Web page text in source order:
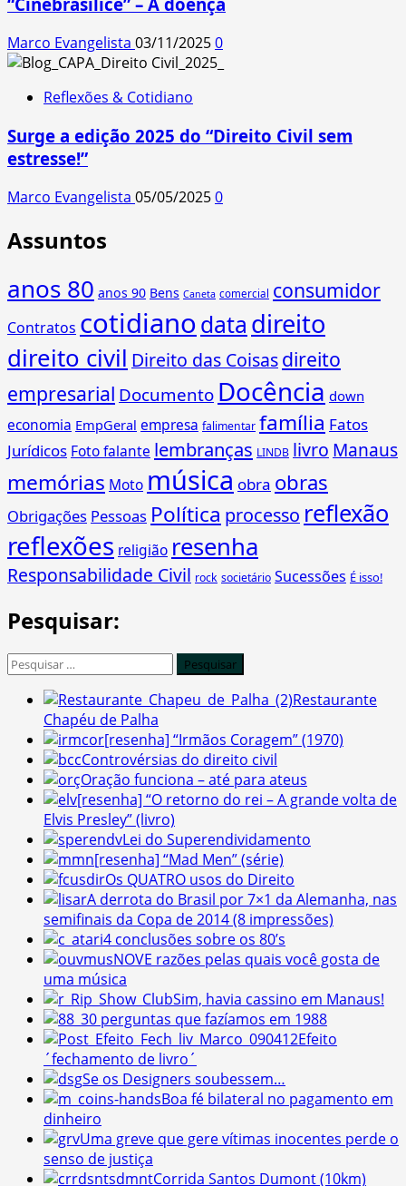
Marco Evangelista 03/11/20250
Reflexões & Cotidiano
Surge a edição 2025 do “Direito Civil sem
estresse!”
Marco Evangelista 05/05/20250
Assuntos
anos 80 anos 90 Bens Caneta comercial consumidor
Contratos cotidianodata direito
direito civil Direito das Coisasdireito
empresarial Documento Docência down
economia EmpGeral empresa falimentar família Fatos
Jurídicos Foto falante lembranças LINDB livro Manaus
memórias Moto música obra obras
Obrigações Pessoas Política processo reflexão
reflexões religião resenha
Responsabilidade Civil rock societário Sucessões É isso!
Pesquisar:
Pesquisar
Restaurante
Chapéu de Palha
[resenha] “Irmãos Coragem” (1970)
Controvérsias do direito civil
Oração funciona – até para ateus
[resenha] “O retorno do rei – A grande volta de
Elvis Presley” (livro)
Lei do Superendividamento
[resenha] “Mad Men” (série)
Os QUATRO usos do Direito
A derrota do Brasil por 7×1 da Alemanha, nas
semifinais da Copa de 2014 (8 impressões)
4 conclusões sobre os 80’s
NOVE razões pelas quais você gosta de
uma música
Sim, havia cassino em Manaus!
30 perguntas que fazíamos em 1988
Efeito
´fechamento de livro´
Se os Designers soubessem…
Boa fé bilateral no pagamento em
dinheiro
Uma greve que gere vítimas inocentes perde o
senso de justiça
Corrida Santos Dumont (10km)